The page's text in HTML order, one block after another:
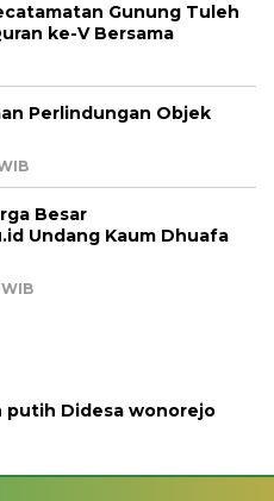
Gunung Tuleh
ke-V Bersama
Perlindungan Objek
Besar
Undang Kaum Dhuafa
putih Didesa wonorejo